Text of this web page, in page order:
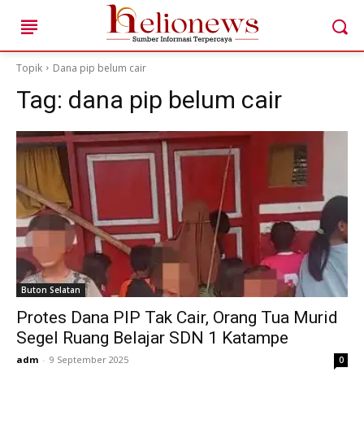
Cari ...
HOME
BERITA AKTUAL DAERAH
TOKOH & KISAH LOKAL
POTENSI DESA DAN UMKM
EDITORIAL & SUARA PUBLIK
HELIONEWS FEATURE
Topik Dana pip belum cair
Tag: dana pip belum cair
Buton Selatan
Protes Dana PIP Tak Cair, Orang Tua Murid
Segel Ruang Belajar SDN 1 Katampe
adm - 9 September 2025 0